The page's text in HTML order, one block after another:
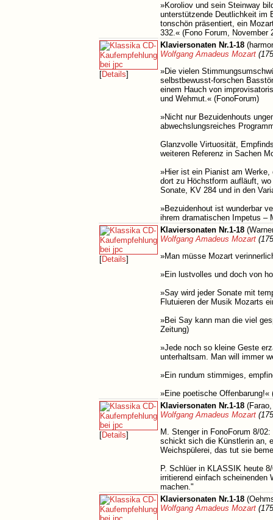
»Koroliov und sein Steinway
unterstützende Deutlichkeit im
tonschön präsentiert, ein
332.« (Fono Forum, November
[Details]
Klaviersonaten Nr.1-18
Wolfgang Amadeus Mozart
»Die vielen
selbstbewusst-forschen
einem Hauch von
und Wehmut.« (FonoForum)
»Nicht nur Bezuidenhouts
abwechslungsreiches
Glanzvolle Virtuosität,
weiteren Referenz in Sachen
»Hier ist ein Pianist am
dort zu Höchstform aufläuft,
Sonate, KV 284 und in den
»Bezuidenhout ist wunderbar
ihrem dramatischen Impetus –
[Details]
Klaviersonaten Nr.1-18
Wolfgang Amadeus Mozart
»Man müsse Mozart
»Ein lustvolles und doch von
»Say wird jeder Sonate mit
Flutuieren der Musik Mozarts
»Bei Say kann man die viel
Zeitung)
»Jede noch so kleine Geste
unterhaltsam. Man will immer
»Ein rundum stimmiges,
»Eine poetische Offenbarung!«
[Details]
Klaviersonaten Nr.1-18
Wolfgang Amadeus Mozart
M. Stenger in FonoForum 8/
schickt sich die Künstlerin an,
Weichspülerei, das tut sie
P. Schlüer in KLASSIK heute
irritierend einfach scheinenden
machen."
Klaviersonaten Nr.1-18
Wolfgang Amadeus Mozart